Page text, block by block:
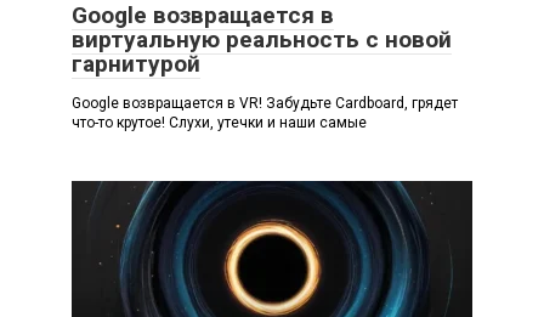
Google возвращается в
виртуальную реальность с новой
гарнитурой
Google возвращается в VR! Забудьте Cardboard, грядет
что-то крутое! Слухи, утечки и наши самые